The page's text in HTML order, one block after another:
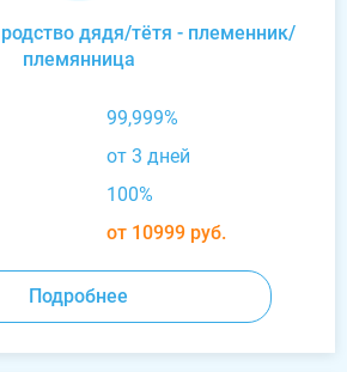
дядя/тётя - племенник/
племянница
99,999%
от 3 дней
100%
от 10999 руб.
Подробнее